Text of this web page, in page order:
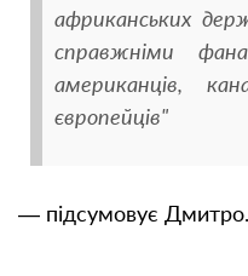
африканських
справжніми
американців,
європейців"
— підсумовує Дмитро.